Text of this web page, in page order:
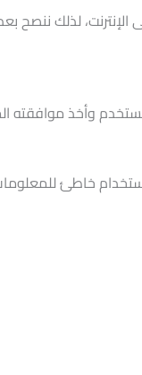
لذلك ننصح
وأخذ
خاطئ